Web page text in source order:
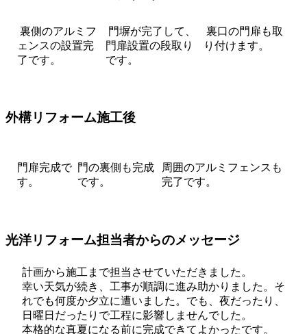
裏側のアルミフ
ェンスの設置完
了です。
門塀が完了して、
門扉設置の段取り
です。
裏口の門扉も取
り付けます。
外構リフォーム施工後
門扉完成で
す。
門の裏側も完成
です。
周囲のアルミフェンスも
完了です。
光洋リフォーム担当者からのメッセージ
計画から施工まで担当させていただきました。
幸い天気が続き、工事が順調に進み助かりました。そ
れでも何度か夕立に遭いました。でも、夜だったり、
日曜日だったりで工程に影響しませんでした。
本格的な真夏になる前に完成できてよかったです。